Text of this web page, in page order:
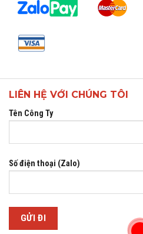
LIÊN HỆ VỚI CHÚNG TÔI
Tên Công Ty
Số điện thoại (Zalo)